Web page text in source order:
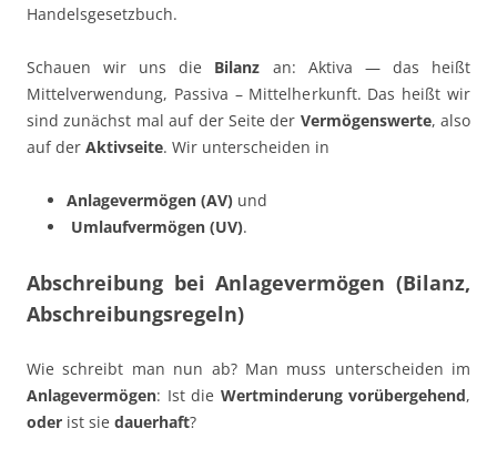
Handelsgesetzbuch.
Schauen wir uns die Bilanz an: Aktiva — das heißt
Mittelverwendung, Passiva – Mittelherkunft. Das heißt wir
sind zunächst mal auf der Seite der Vermögenswerte, also
auf der Aktivseite. Wir unterscheiden in
Anlagevermögen (AV) und
Umlaufvermögen (UV).
Abschreibung bei Anlagevermögen (Bilanz,
Abschreibungsregeln)
Wie schreibt man nun ab? Man muss unterscheiden im
Anlagevermögen: Ist die Wertminderung vorübergehend,
oder ist sie dauerhaft?